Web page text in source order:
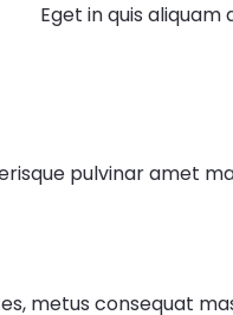
Eget in quis
pulvinar amet
metus consequat